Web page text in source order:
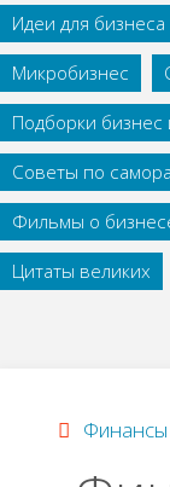
Идеи для
Микробизнес
Подборки бизнес
Советы по
Фильмы о
Цитаты великих
Финансы